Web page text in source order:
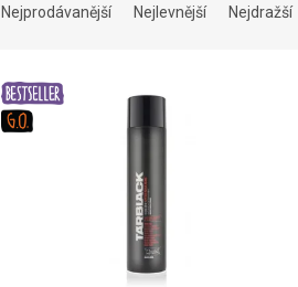
n
p
Nejprodávanější Nejlevnější Nejdražší
V
p